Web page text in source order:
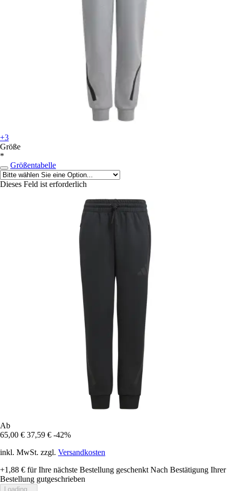
+3
Größe
*
Größentabelle
Dieses Feld ist erforderlich
Ab
65,00 € 37,59 € -42%
inkl. MwSt. zzgl. Versandkosten
+1,88 € für Ihre nächste Bestellung geschenkt Nach Bestätigung Ihrer
Bestellung gutgeschrieben
Loading...